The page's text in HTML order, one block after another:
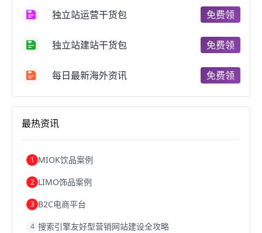
跨境电商费用美国跨境电商
天津跨境电商东南亚跨境电商
跨境电商b2b阿里巴巴跨境电商
跨境电商关税
跨境电商建站
浙江跨境电商宁波跨境电商跨境电商的模式
跨境电商优势跨境电商的优势
独立站运营干货包 免费领
独立站建站干货包 免费领
每日最新海外资讯 免费领
最热资讯
1 MIOK饮品案例
2 LIMO饰品案例
3 B2C电商平台
4 搜索引擎友好型营销网站建设全攻略